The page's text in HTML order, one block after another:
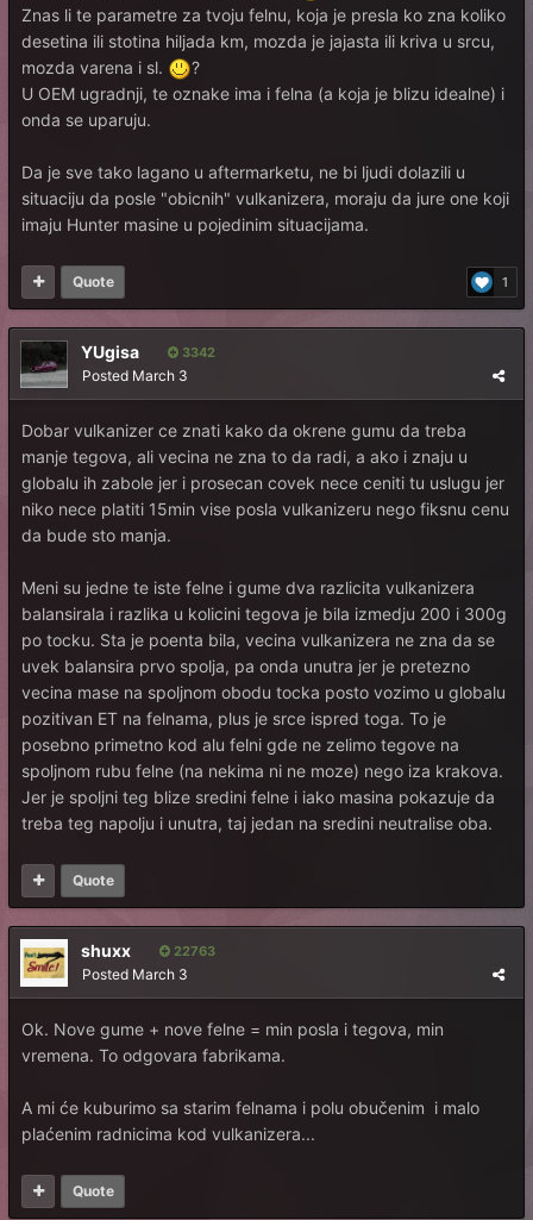
Znas li te parametre za tvoju felnu, koja je presla ko zna koliko
desetina ili stotina hiljada km, mozda je jajasta ili kriva u srcu,
mozda varena i sl.
?
U OEM ugradnji, te oznake ima i felna (a koja je blizu idealne) i
onda se uparuju.
Da je sve tako lagano u aftermarketu, ne bi ljudi dolazili u
situaciju da posle "obicnih" vulkanizera, moraju da jure one koji
imaju Hunter masine u pojedinim situacijama.
1
Quote
YUgisa 3342
Posted March 3
Dobar vulkanizer ce znati kako da okrene gumu da treba
manje tegova, ali vecina ne zna to da radi, a ako i znaju u
globalu ih zabole jer i prosecan covek nece ceniti tu uslugu jer
niko nece platiti 15min vise posla vulkanizeru nego fiksnu cenu
da bude sto manja.
Meni su jedne te iste felne i gume dva razlicita vulkanizera
balansirala i razlika u kolicini tegova je bila izmedju 200 i 300g
po tocku. Sta je poenta bila, vecina vulkanizera ne zna da se
uvek balansira prvo spolja, pa onda unutra jer je pretezno
vecina mase na spoljnom obodu tocka posto vozimo u globalu
pozitivan ET na felnama, plus je srce ispred toga. To je
posebno primetno kod alu felni gde ne zelimo tegove na
spoljnom rubu felne (na nekima ni ne moze) nego iza krakova.
Jer je spoljni teg blize sredini felne i iako masina pokazuje da
treba teg napolju i unutra, taj jedan na sredini neutralise oba.
Quote
shuxx 22763
Posted March 3
Ok. Nove gume + nove felne = min posla i tegova, min
vremena. To odgovara fabrikama.
A mi će kuburimo sa starim felnama i polu obučenim i malo
plaćenim radnicima kod vulkanizera...
Quote